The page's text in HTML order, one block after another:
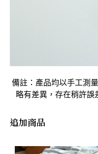
備註：產品均以手工測
略有差異，存在稍許誤
追加商品